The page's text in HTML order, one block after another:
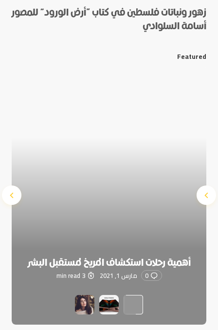
E-mail
*
زهور ونباتات فلسطين في كتاب “أرض الورود” للمصور
أسامة السلوادي
Featured
أهمية رحلات استكشاف المريخ لمستقبل البشر
0 مارس 1, 2021 3 min read